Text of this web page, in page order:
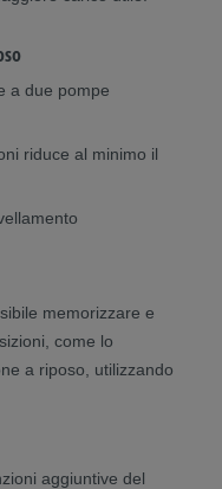
a due pompe
riduce al minimo il
memorizzare e
come lo
a riposo, utilizzando
aggiuntive del